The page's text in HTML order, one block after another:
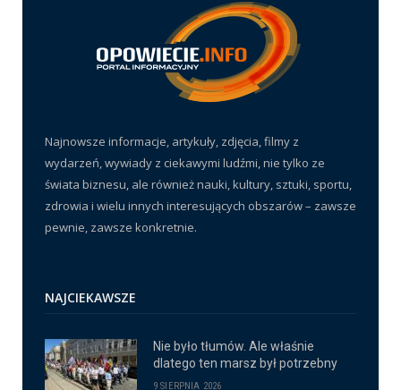
Najnowsze informacje, artykuły, zdjęcia, filmy z
wydarzeń, wywiady z ciekawymi ludźmi, nie tylko ze
świata biznesu, ale również nauki, kultury, sztuki, sportu,
zdrowia i wielu innych interesujących obszarów – zawsze
pewnie, zawsze konkretnie.
NAJCIEKAWSZE
Nie było tłumów. Ale właśnie
dlatego ten marsz był potrzebny
9 SIERPNIA 2026